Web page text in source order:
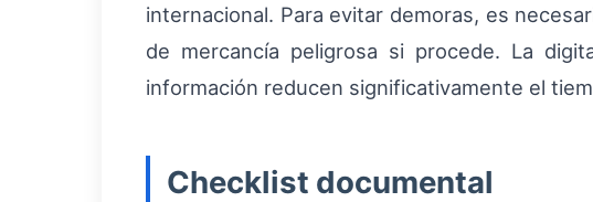
internacional. Para evitar demoras, es
de mercancía peligrosa si procede. La
información reducen significativamente el
Checklist documental